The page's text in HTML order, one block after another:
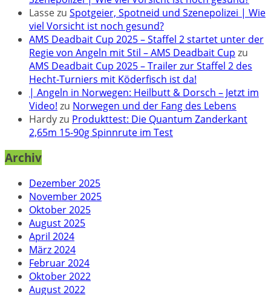
Lassezu Spotgeier, Spotneid und Szenepolizei | Wie
viel Vorsicht ist noch gesund?
AMS Deadbait Cup 2025 – Staffel 2 startet unter der
Regie von Angeln mit Stil – AMS Deadbait Cup zu
AMS Deadbait Cup 2025 – Trailer zur Staffel 2 des
Hecht-Turniers mit Köderfisch ist da!
| Angeln in Norwegen: Heilbutt & Dorsch – Jetzt im
Video! zu Norwegen und der Fang des Lebens
Hardyzu Produkttest: Die Quantum Zanderkant
2,65m 15-90g Spinnrute im Test
Archiv
Dezember 2025
November 2025
Oktober 2025
August 2025
April 2024
März 2024
Februar 2024
Oktober 2022
August 2022